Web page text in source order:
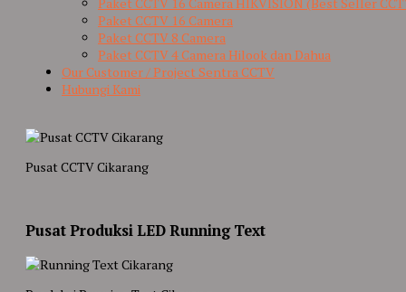
Paket CCTV 16 Camera
Paket CCTV 8 Camera
Paket CCTV 4 Camera Hilook dan Dahua
Our Customer / Project Sentra CCTV
Hubungi Kami
Pusat CCTV Cikarang
Pusat Produksi LED Running Text